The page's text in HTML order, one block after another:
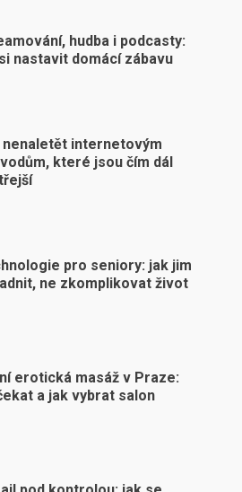
hudba i podcasty:
nastavit domácí zábavu
nenaletět internetovým
které jsou čím dál
pro seniory: jak jim
ne zkomplikovat život
erotická masáž v Praze:
a jak vybrat salon